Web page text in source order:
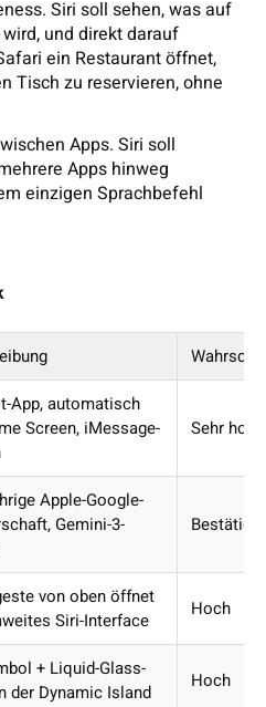
Siri soll sehen, was auf
und direkt darauf
ein Restaurant öffnet,
Tisch zu reservieren, ohne
Apps. Siri soll
Apps hinweg
einzigen Sprachbefehl
App, automatisch
Screen, iMessage-
Sehr hoch
Apple-Google-
Gemini-3-
Bestätigt
von oben öffnet
Siri-Interface
Hoch
+ Liquid-Glass-
der Dynamic Island
Hoch